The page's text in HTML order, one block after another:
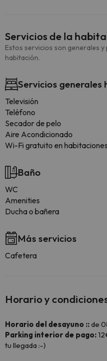
Servicios de la
Estos servicios son generales
habitación.
Servicios generales
Televisión
Teléfono
Secador de pelo
Aire Acondicionado
Wi-Fi gratuito en habitaciones
Baño
WC
Amenities
Ducha o bañera
Más servicios
Cafetera
Horario y
Horario del desayuno ::de
Parking interior de pago:
tu llegada :-)